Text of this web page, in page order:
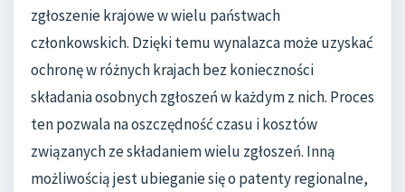
zgłoszenie krajowe w wielu państwach
członkowskich. Dzięki temu wynalazca może uzyskać
ochronę w różnych krajach bez konieczności
składania osobnych zgłoszeń w każdym z nich. Proces
ten pozwala na oszczędność czasu i kosztów
związanych ze składaniem wielu zgłoszeń. Inną
możliwością jest ubieganie się o patenty regionalne,